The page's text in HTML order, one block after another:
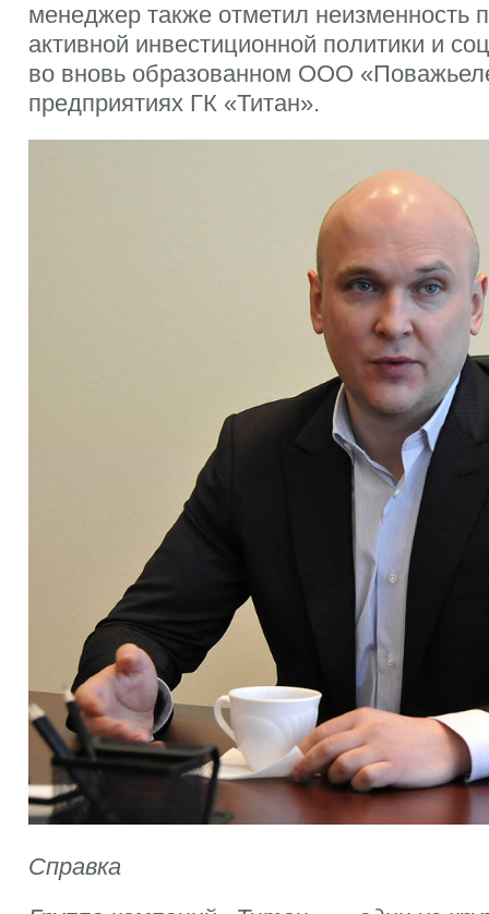
менеджер также отметил неизменность
активной инвестиционной политики и
во вновь образованном ООО
предприятиях ГК «Титан».
Справка